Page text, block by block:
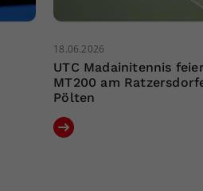
18.06.2026
UTC Madainitennis
MT200 am
Pölten